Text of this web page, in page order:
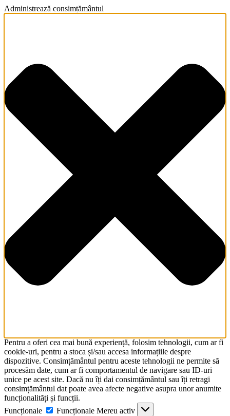
Administrează consimțământul
Pentru a oferi cea mai bună experiență, folosim tehnologii, cum ar fi
cookie-uri, pentru a stoca și/sau accesa informațiile despre
dispozitive. Consimțământul pentru aceste tehnologii ne permite să
procesăm date, cum ar fi comportamentul de navigare sau ID-uri
unice pe acest site. Dacă nu îți dai consimțământul sau îți retragi
consimțământul dat poate avea afecte negative asupra unor anumite
funcționalități și funcții.
Funcționale
Funcționale Mereu activ